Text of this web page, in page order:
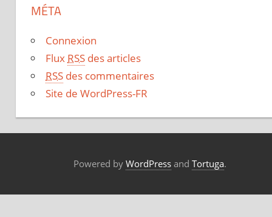
MÉTA
Connexion
Flux RSS des articles
RSS des commentaires
Site de WordPress-FR
Powered by WordPressand Tortuga.